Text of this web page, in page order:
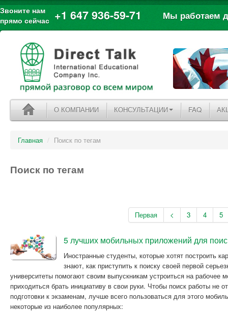
Звоните нам
прямо сейчас +1 647 936-59-71 Мы работаем
О КОМПАНИИ КОНСУЛЬТАЦИИ FAQ
Главная / Поиск по тегам
Поиск по тегам
Первая < 3 4 5
5 лучших мобильных приложений для
Иностранные студенты, которые хотят построить
знают, как приступить к поиску своей первой
университеты помогают своим выпускникам устроиться на рабочее
приходиться брать инициативу в свои руки. Чтобы поиск работы не
подготовки к экзаменам, лучше всего пользоваться для этого
некоторые из наиболее популярных: